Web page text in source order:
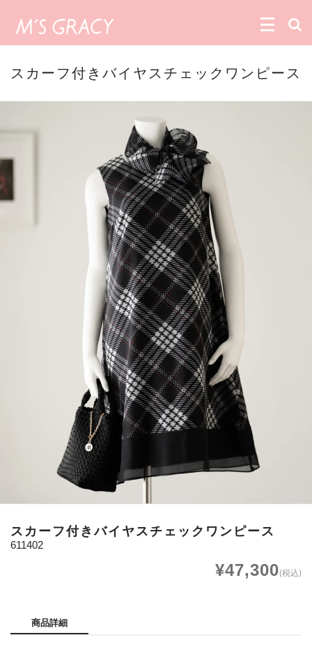
スカーフ付きバイヤスチェックワンピース
スカーフ付きバイヤスチェックワンピース
611402
¥47,300(税込)
商品詳細